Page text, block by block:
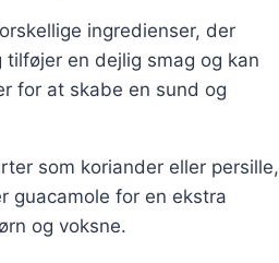
ingredienser, der
en dejlig smag og kan
for at skabe en sund og
som koriander eller persille,
guacamole for en ekstra
og voksne.